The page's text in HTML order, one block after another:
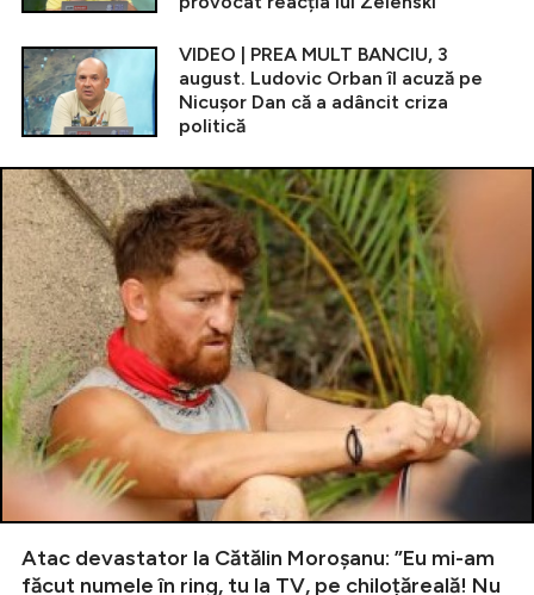
VIDEO | PREA MULT BANCIU, 3
august. Ludovic Orban îl acuză pe
Nicușor Dan că a adâncit criza
politică
Atac devastator la Cătălin Moroșanu: ”Eu mi-am
făcut numele în ring, tu la TV, pe chiloțăreală! Nu